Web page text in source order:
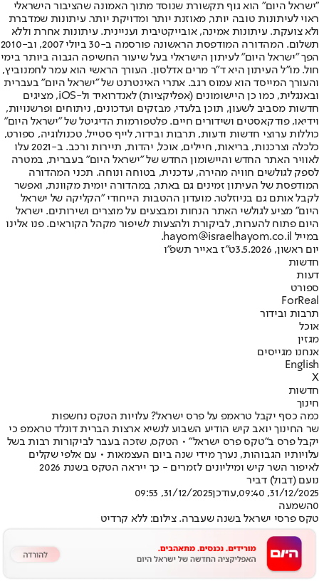
"ישראל היום" הוא גוף תקשורת שנוסד מתוך האמונה שהציבור הישראלי
ראוי לעיתונות טובה יותר, מאוזנת יותר ומדויקת יותר. עיתונות שמדברת
ולא צועקת. עיתונות אמינה, אובייקטיבית ועניינית. עיתונות אחרת וללא
תשלום. המהדורה המודפסת הראשונה פורסמה ב-30 ביולי 2007, וב-2010
הפך "ישראל היום" לעיתון הישראלי בעל שיעור החשיפה הגבוה ביותר בימי
חול. מו"ל העיתון היא ד"ר מרים אדלסון. העורך הראשי הוא עמר לחמנוביץ,
והעורך המייסד הוא עמוס רגב. אתרי האינטרנט של "ישראל היום" בעברית
ובאנגלית, כמו כן היישומונים (אפליקציות) לאנדרואיד ול-iOS, מציגים
חדשות מסביב לשעון, תוכן בלעדי, מבזקים ועדכונים, ניתוחים ופרשנויות,
וידיאו, פודקאסטים ושידורים חיים. פלטפורמות הדיגיטל של "ישראל היום"
כוללות ערוצי חדשות ודעות, תרבות ובידור, לייף סטייל, טכנולוגיה, ספורט,
כלכלה וצרכנות, בריאות, חיילים, אוכל, יהדות, תיירות ורכב. ב-2021 עלו
לאוויר האתר החדש והיישומון החדש של "ישראל היום" בעברית, במטרה
לספק לגולשים חוויה מהירה, עדכנית, בטוחה ונוחה. תכני המהדורה
המודפסת של העיתון זמינים גם באתר, במהדורה יומית מקוונת, ואפשר
לקבל אותם גם בניוזלטר. מועדון ההטבות הייחודי "הקליקה של ישראל
היום" מציע לגולשי האתר הנחות ומבצעים על מוצרים ושירותים. ישראל
היום פתוח להערות, לביקורת ולהצעות לשיפור מקהל הקוראים. פנו אלינו
במייל hayom@israelhayom.co.il.
יום ראשון, 3.5.2026
ט"ז באייר תשפ"ו
חדשות
דעות
ספורט
ForReal
תרבות ובידור
אוכל
מגזין
אנחנו מגייסים
English
X
חדשות
חינוך
כמה כסף יקבל טראמפ על פרס ישראל? עלויות הטקס נחשפות
שר החינוך יואב קיש הודיע השבוע לנשיא ארצות הברית דונלד טראמפ כי
יקבל פרס ב"טקס פרס ישראל" • הטקס, שזכה בעבר לביקורות רבות בשל
עלויותיו הגבוהות, נערך מידי שנה ביום העצמאות • עם אלפי שקלים
לאיפור השר קיש ומיליונים לזמרים - כך ייראה הטקס בשנת 2026
נועם (דבול) דביר
31/12/2025, 09:40
,עודכן31/12/2025, 09:53
0השמעה
טקס פרסי ישראל בשנה שעברה. צילום: ללא קרדיט